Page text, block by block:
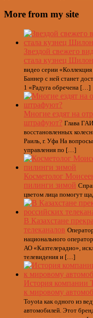
More from my site
Звездой свежего
стала кузнец
видео серии
Баннер с ней станет
1 «Радуга обречена […]
Многие ездят на
штрафуют? Глава ГАИ
восстановленных
Раиль, г. Уфа На
управления по […]
Косметолог
пилинги зимой
цветом лица помогут
В Казахстане
телеканалов
национального
АО «Казтелерадио»,
телевидения и […]
История компании
к мировому
Toyota как одного из
автомобилей. Этот